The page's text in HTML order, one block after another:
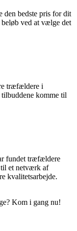
den bedste pris for dit
ved at vælge det
træfældere i
komme til
fundet træfældere
et netværk af
kvalitetsarbejde.
Kom i gang nu!